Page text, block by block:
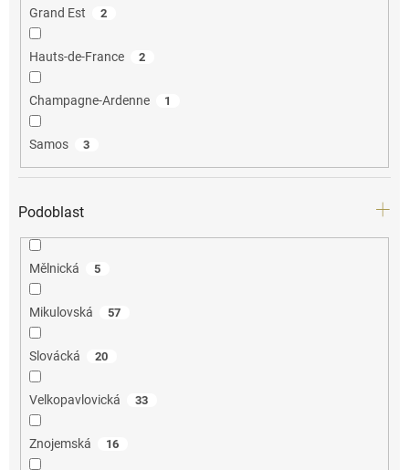
Grand Est 2
Hauts-de-France 2
Champagne-Ardenne 1
Samos 3
Podoblast
Mělnická 5
Mikulovská 57
Slovácká 20
Velkopavlovická 33
Znojemská 16